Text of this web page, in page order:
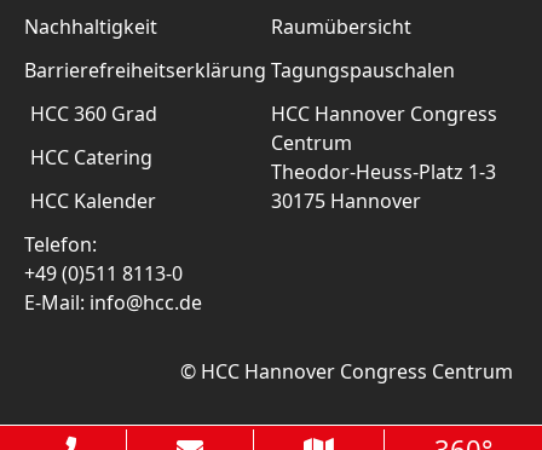
Nachhaltigkeit
Barrierefreiheitserklärung
Raumübersicht
Tagungspauschalen
HCC 360 Grad
HCC Catering
HCC Kalender
HCC Hannover Congress
Centrum
Theodor-Heuss-Platz 1-3
30175 Hannover
Telefon:
+49 (0)511 8113-0
E-Mail: info@hcc.de
© HCC Hannover Congress Centrum